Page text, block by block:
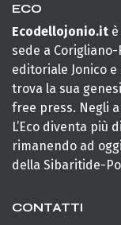
ECO
Ecodellojonio.it
sede a
editoriale Jonico
trova la sua
free press. Negli
L’Eco diventa più
rimanendo ad
della Sibaritide-
CONTATTI